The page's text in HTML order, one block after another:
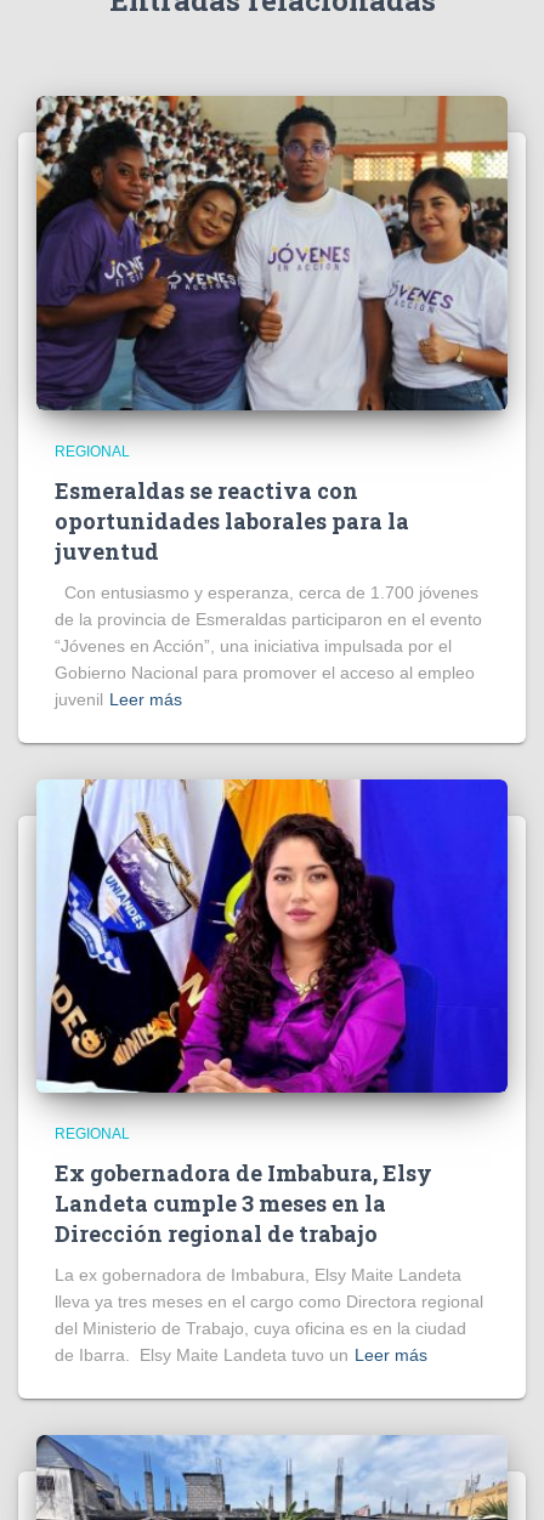
REGIONAL
Esmeraldas se reactiva con
oportunidades laborales para la
juventud
Con entusiasmo y esperanza, cerca de 1.700 jóvenes
de la provincia de Esmeraldas participaron en el evento
“Jóvenes en Acción”, una iniciativa impulsada por el
Gobierno Nacional para promover el acceso al empleo
juvenil Leer más
REGIONAL
Ex gobernadora de Imbabura, Elsy
Landeta cumple 3 meses en la
Dirección regional de trabajo
La ex gobernadora de Imbabura, Elsy Maite Landeta
lleva ya tres meses en el cargo como Directora regional
del Ministerio de Trabajo, cuya oficina es en la ciudad
de Ibarra. Elsy Maite Landeta tuvo un Leer más